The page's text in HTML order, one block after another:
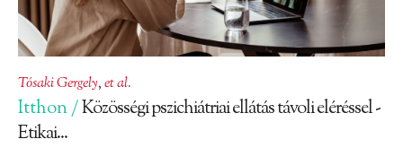
Tósaki Gergely,et al.
Itthon /Közösségi pszichiátriai ellátás távoli eléréssel -
Etikai...